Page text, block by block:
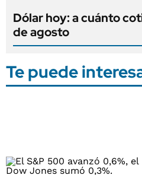
Dólar hoy: a cuánto
de agosto
Te puede